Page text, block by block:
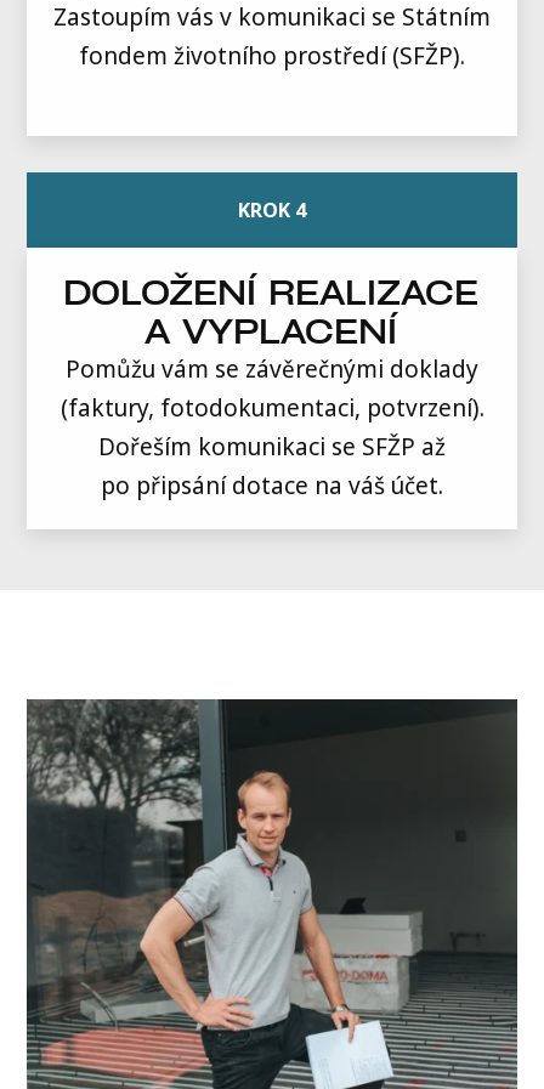
Zastoupím vás v komunikaci se Státním
fondem životního prostředí (SFŽP).
KROK 4
DOLOŽENÍ REALIZACE
A VYPLACENÍ
Pomůžu vám se závěrečnými doklady
(faktury, fotodokumentaci, potvrzení).
Dořeším komunikaci se SFŽP až
po připsání dotace na váš účet.